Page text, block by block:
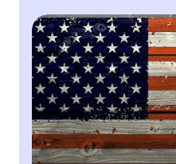
S
A
S
E
F
o
r
m